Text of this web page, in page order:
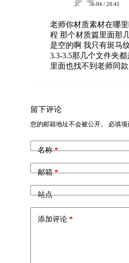
2026-08-04 / 20:41
老师你材质素材在哪
程 那个材质篇里面那
是空的啊 我只有斑马
3.3-3.5那几个文件夹都
里面也找不到老师同
留下评论
您的邮箱地址不会被公开。 必填项
名称*
邮箱*
站点
添加评论*